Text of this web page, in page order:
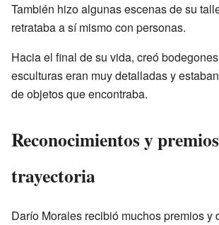
También hizo algunas escenas de su
retrataba a sí mismo con personas.
Hacia el final de su vida, creó
esculturas eran muy detalladas y
de objetos que encontraba.
Reconocimientos y
trayectoria
Darío Morales recibió muchos premios y